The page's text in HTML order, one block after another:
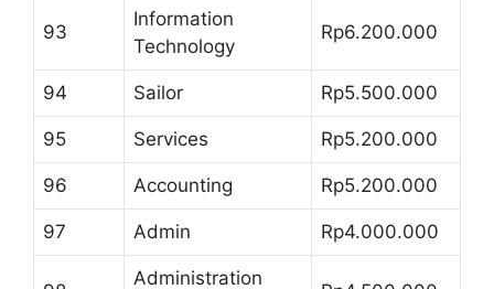
93
Information
Technology
Rp6.200.000
94 Sailor Rp5.500.000
95 Services Rp5.200.000
96 Accounting Rp5.200.000
97 Admin Rp4.000.000
Administration